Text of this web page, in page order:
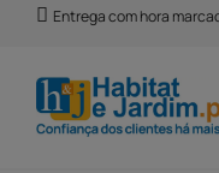
Entrega com hora